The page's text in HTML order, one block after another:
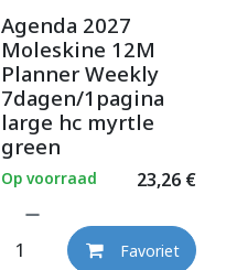
Agenda 2027
Moleskine 12M
Planner Weekly
7dagen/1pagina
large hc myrtle
green
23,26€
Op voorraad
Favoriet